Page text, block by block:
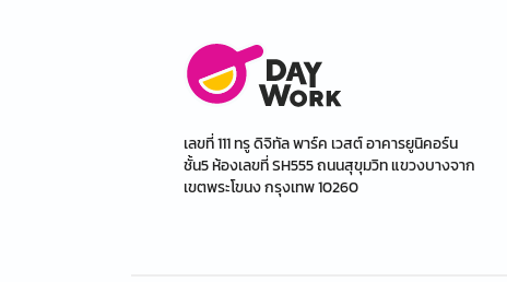
เลขที่ 111 ทรู ดิจิทัล พาร์ค เวสต์ อาคารยูนิคอร์น
ชั้น5 ห้องเลขที่ SH555 ถนนสุขุมวิท แขวงบางจาก
เขตพระโขนง กรุงเทพ 10260